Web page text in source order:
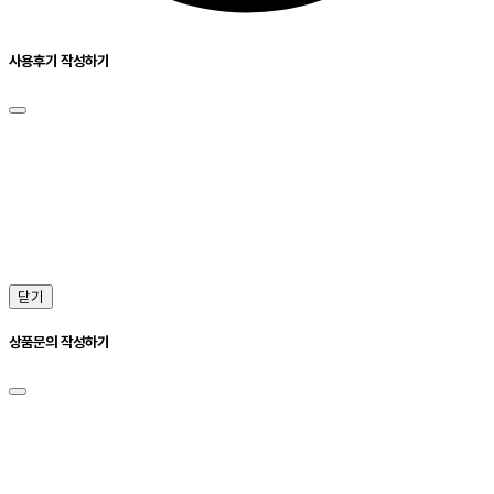
사용후기 작성하기
닫기
상품문의 작성하기